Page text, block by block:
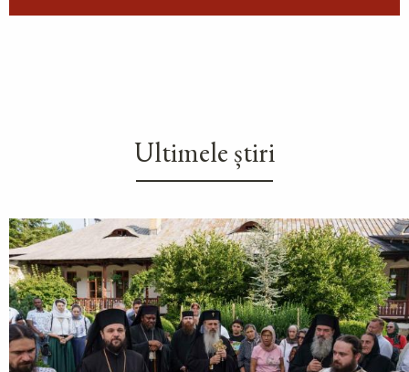
Ultimele știri